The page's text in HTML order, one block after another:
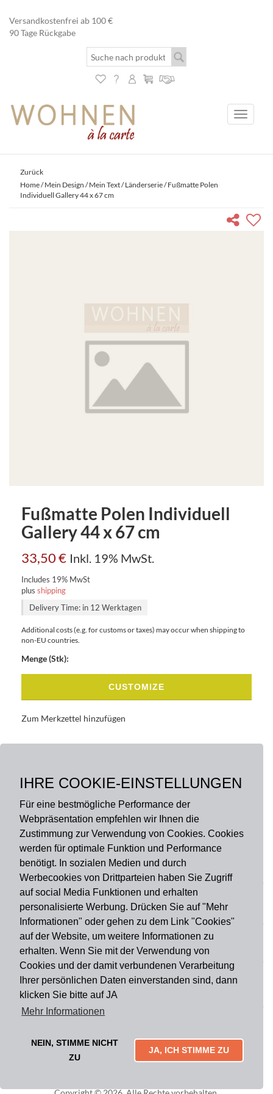
IHRE COOKIE-EINSTELLUNGEN
Für eine bestmögliche Performance der
Webpräsentation empfehlen wir Ihnen die
Zustimmung zur Verwendung von Cookies. Cookies
werden für optimale Funktion und Performance
benötigt. In sozialen Medien und durch
Werbecookies von Drittparteien haben Sie Zugriff
auf social Media Funktionen und erhalten
personalisierte Werbung. Drücken Sie auf "Mehr
Informationen" oder gehen zu dem Link "Cookies"
auf der Website, um weitere Informationen zu
erhalten. Wenn Sie mit der Verwendung von
Cookies und der damit verbundenen Verarbeitung
Ihrer persönlichen Daten einverstanden sind, dann
klicken Sie bitte auf JA
Mehr Informationen
NEIN, STIMME NICHT
ZU
JA, ICH STIMME ZU
Versandkostenfrei ab 100 €
90 Tage Rückgabe
Toggle
Zurück
Home/Mein Design / Mein Text/Länderserie/ Fußmatte Polen
Individuell Gallery 44 x 67 cm
Fußmatte Polen Individuell
Gallery 44 x 67 cm
33,50€ Inkl. 19% MwSt.
Includes 19% MwSt
plus shipping
Delivery Time: in 12 Werktagen
Additional costs (e.g. for customs or taxes) may occur when shipping to
non-EU countries.
Menge (Stk):
CUSTOMIZE
Zum Merkzettel hinzufügen
BESCHREIBUNG
Zahlungsart
Versandart
Du findest uns auch auf
Informationen
Impressum Widerruf
Mytailor croodles